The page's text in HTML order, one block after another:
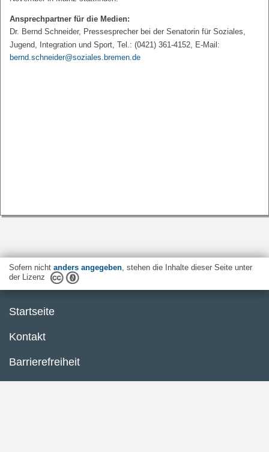
Ansprechpartner für die Medien:
Dr. Bernd Schneider, Pressesprecher bei der Senatorin für Soziales,
Jugend, Integration und Sport, Tel.: (0421) 361-4152, E-Mail:
bernd.schneider@soziales.bremen.de
Sofern nicht anders angegeben, stehen die Inhalte dieser Seite unter
der Lizenz
Startseite
Kontakt
Barrierefreiheit